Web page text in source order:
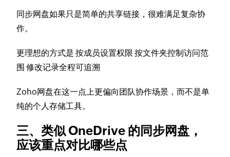
同步网盘如果只是简单的共享链接，很难满足复杂协
作。
更理想的方式是 按成员设置权限 按文件夹控制访问范
围 修改记录全程可追溯
Zoho网盘在这一点上更偏向团队协作场景，而不是单
纯的个人存储工具。
三、类似 OneDrive 的同步网盘，
应该重点对比哪些点